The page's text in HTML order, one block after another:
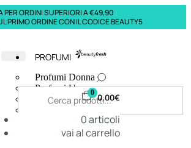
PER ORDINI SUPERIORI A €49,90
PRIMO ORDINE CON IL CODICE BEAUTY5
PROFUMI
Profumi Donna
Profumi Uomo
Deodoranti Donna
Corpo Donna
Corpo Uomo
0 0,00€
0articoli
vai al carrello